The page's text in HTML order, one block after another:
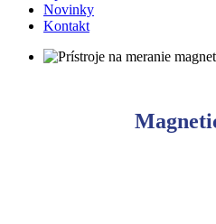
Novinky
Kontakt